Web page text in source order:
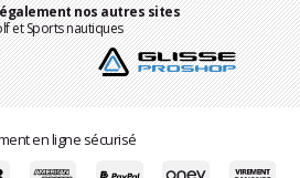
nos autres sites
et Sports nautiques
en ligne sécurisé